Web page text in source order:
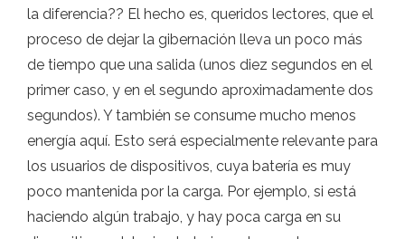
la diferencia?? El hecho es, queridos lectores, que el
proceso de dejar la gibernación lleva un poco más
de tiempo que una salida (unos diez segundos en el
primer caso, y en el segundo aproximadamente dos
segundos). Y también se consume mucho menos
energía aquí. Esto será especialmente relevante para
los usuarios de dispositivos, cuya batería es muy
poco mantenida por la carga. Por ejemplo, si está
haciendo algún trabajo, y hay poca carga en su